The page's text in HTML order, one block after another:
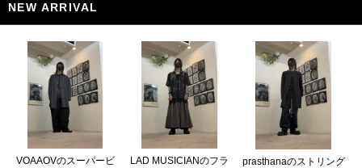
NEW ARRIVAL
VOAAOVのスーパービ
LAD MUSICIANのフラ
prasthanaのストリング